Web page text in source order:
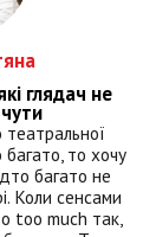
глядач не
то хочу
багато не
Коли сенсами
too much так,